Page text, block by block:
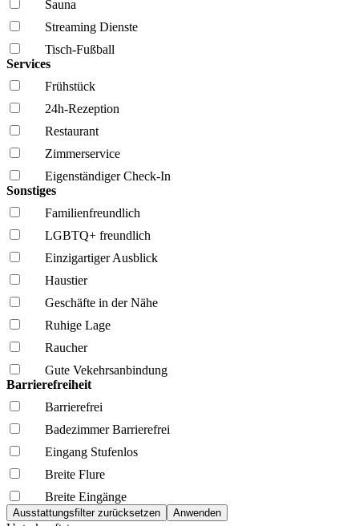
Sauna
Streaming Dienste
Tisch-Fußball
Services
Frühstück
24h-Rezeption
Restaurant
Zimmerservice
Eigenständiger Check-In
Sonstiges
Familien­freundlich
LGBTQ+ freundlich
Einzigartiger Ausblick
Haustier
Geschäfte in der Nähe
Ruhige Lage
Raucher
Gute Vekehrsanbindung
Barrierefreiheit
Barrierefrei
Badezimmer Barrierefrei
Eingang Stufenlos
Breite Flure
Breite Eingänge